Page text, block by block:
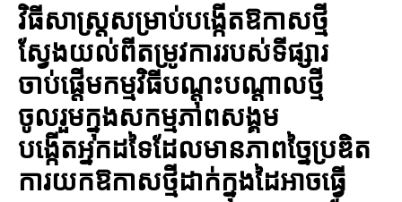
វិធីសាស្ត្រសម្រាប់បង្កើតឱកាសថ្មី
ស្វែងយល់ពីតម្រូវការរបស់ទីផ្សារ
ចាប់ផ្តើមកម្មវិធីបណ្តុះបណ្តាលថ្មី
ចូលរួមក្នុងសកម្មភាពសង្គម
បង្កើតអ្នកដទៃដែលមានភាពច្នៃប្រឌិត
ការយកឱកាសថ្មីដាក់ក្នុងដៃអាចធ្វើ